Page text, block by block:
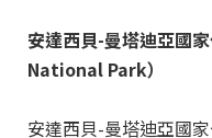
安達西貝-曼塔迪亞國
National Park）
安達西貝-曼塔迪亞國